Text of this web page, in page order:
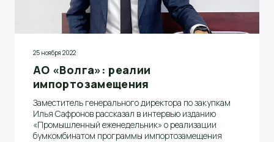
25 ноября 2022
АО «Волга»: реалии
импортозамещения
Заместитель генерального директора по закупкам
Илья Сафронов рассказал в интервью изданию
«Промышленный еженедельник» о реализации
бумкомбинатом программы импортозамещения